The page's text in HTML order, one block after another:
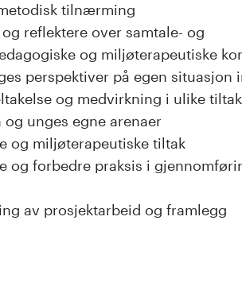
tilnærming
reflektere over samtale- og
og miljøterapeutiske
perspektiver på egen situasjon
og medvirkning i ulike tiltak
unges egne arenaer
og miljøterapeutiske tiltak
og forbedre praksis i
av prosjektarbeid og framlegg